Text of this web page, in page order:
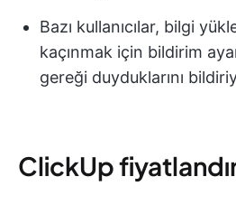
Bazı kullanıcılar, bilgi
kaçınmak için bildirim
gereği duyduklarını
ClickUp